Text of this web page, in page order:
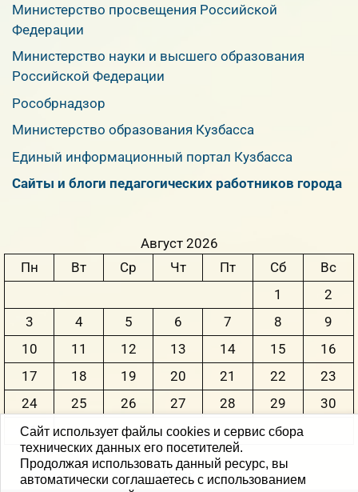
Министерство просвещения Российской
Федерации
Министерство науки и высшего образования
Российской Федерации
Рособрнадзор
Министерство образования Кузбасса
Единый информационный портал Кузбасса
Сайты и блоги педагогических работников города
Август 2026
Пн
Вт Ср Чт Пт Сб
Вс
1
2
3
4 5 6 7 8
9
10
11 12 13 14 15
16
17
18 19 20 21 22
23
24
25 26 27 28 29
30
31
« Июн
Сайт использует файлы cookies и сервис сбора
технических данных его посетителей.
Продолжая использовать данный ресурс, вы
автоматически соглашаетесь с использованием